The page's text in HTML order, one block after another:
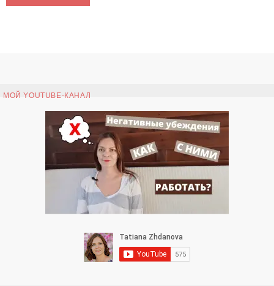
МОЙ YOUTUBE-КАНАЛ